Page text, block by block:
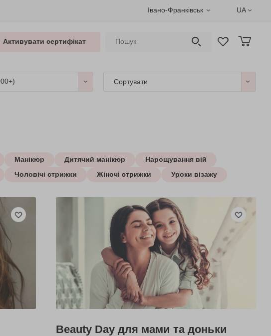
Івано-Франківськ UA
Активувати сертифікат
) Сортувати
Манікюр Дитячий манікюр
Нарощування вій
Чоловічі стрижки Жіночі стрижки Уроки візажу
Beauty Day для мами та доньки